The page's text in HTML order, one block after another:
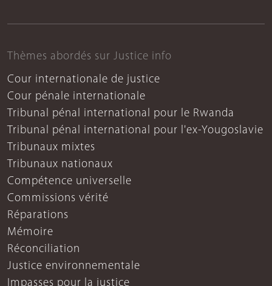
Thèmes abordés sur Justice info
Cour internationale de justice
Cour pénale internationale
Tribunal pénal international pour le Rwanda
Tribunal pénal international pour l'ex-Yougoslavie
Tribunaux mixtes
Tribunaux nationaux
Compétence universelle
Commissions vérité
Réparations
Mémoire
Réconciliation
Justice environnementale
Impasses pour la justice